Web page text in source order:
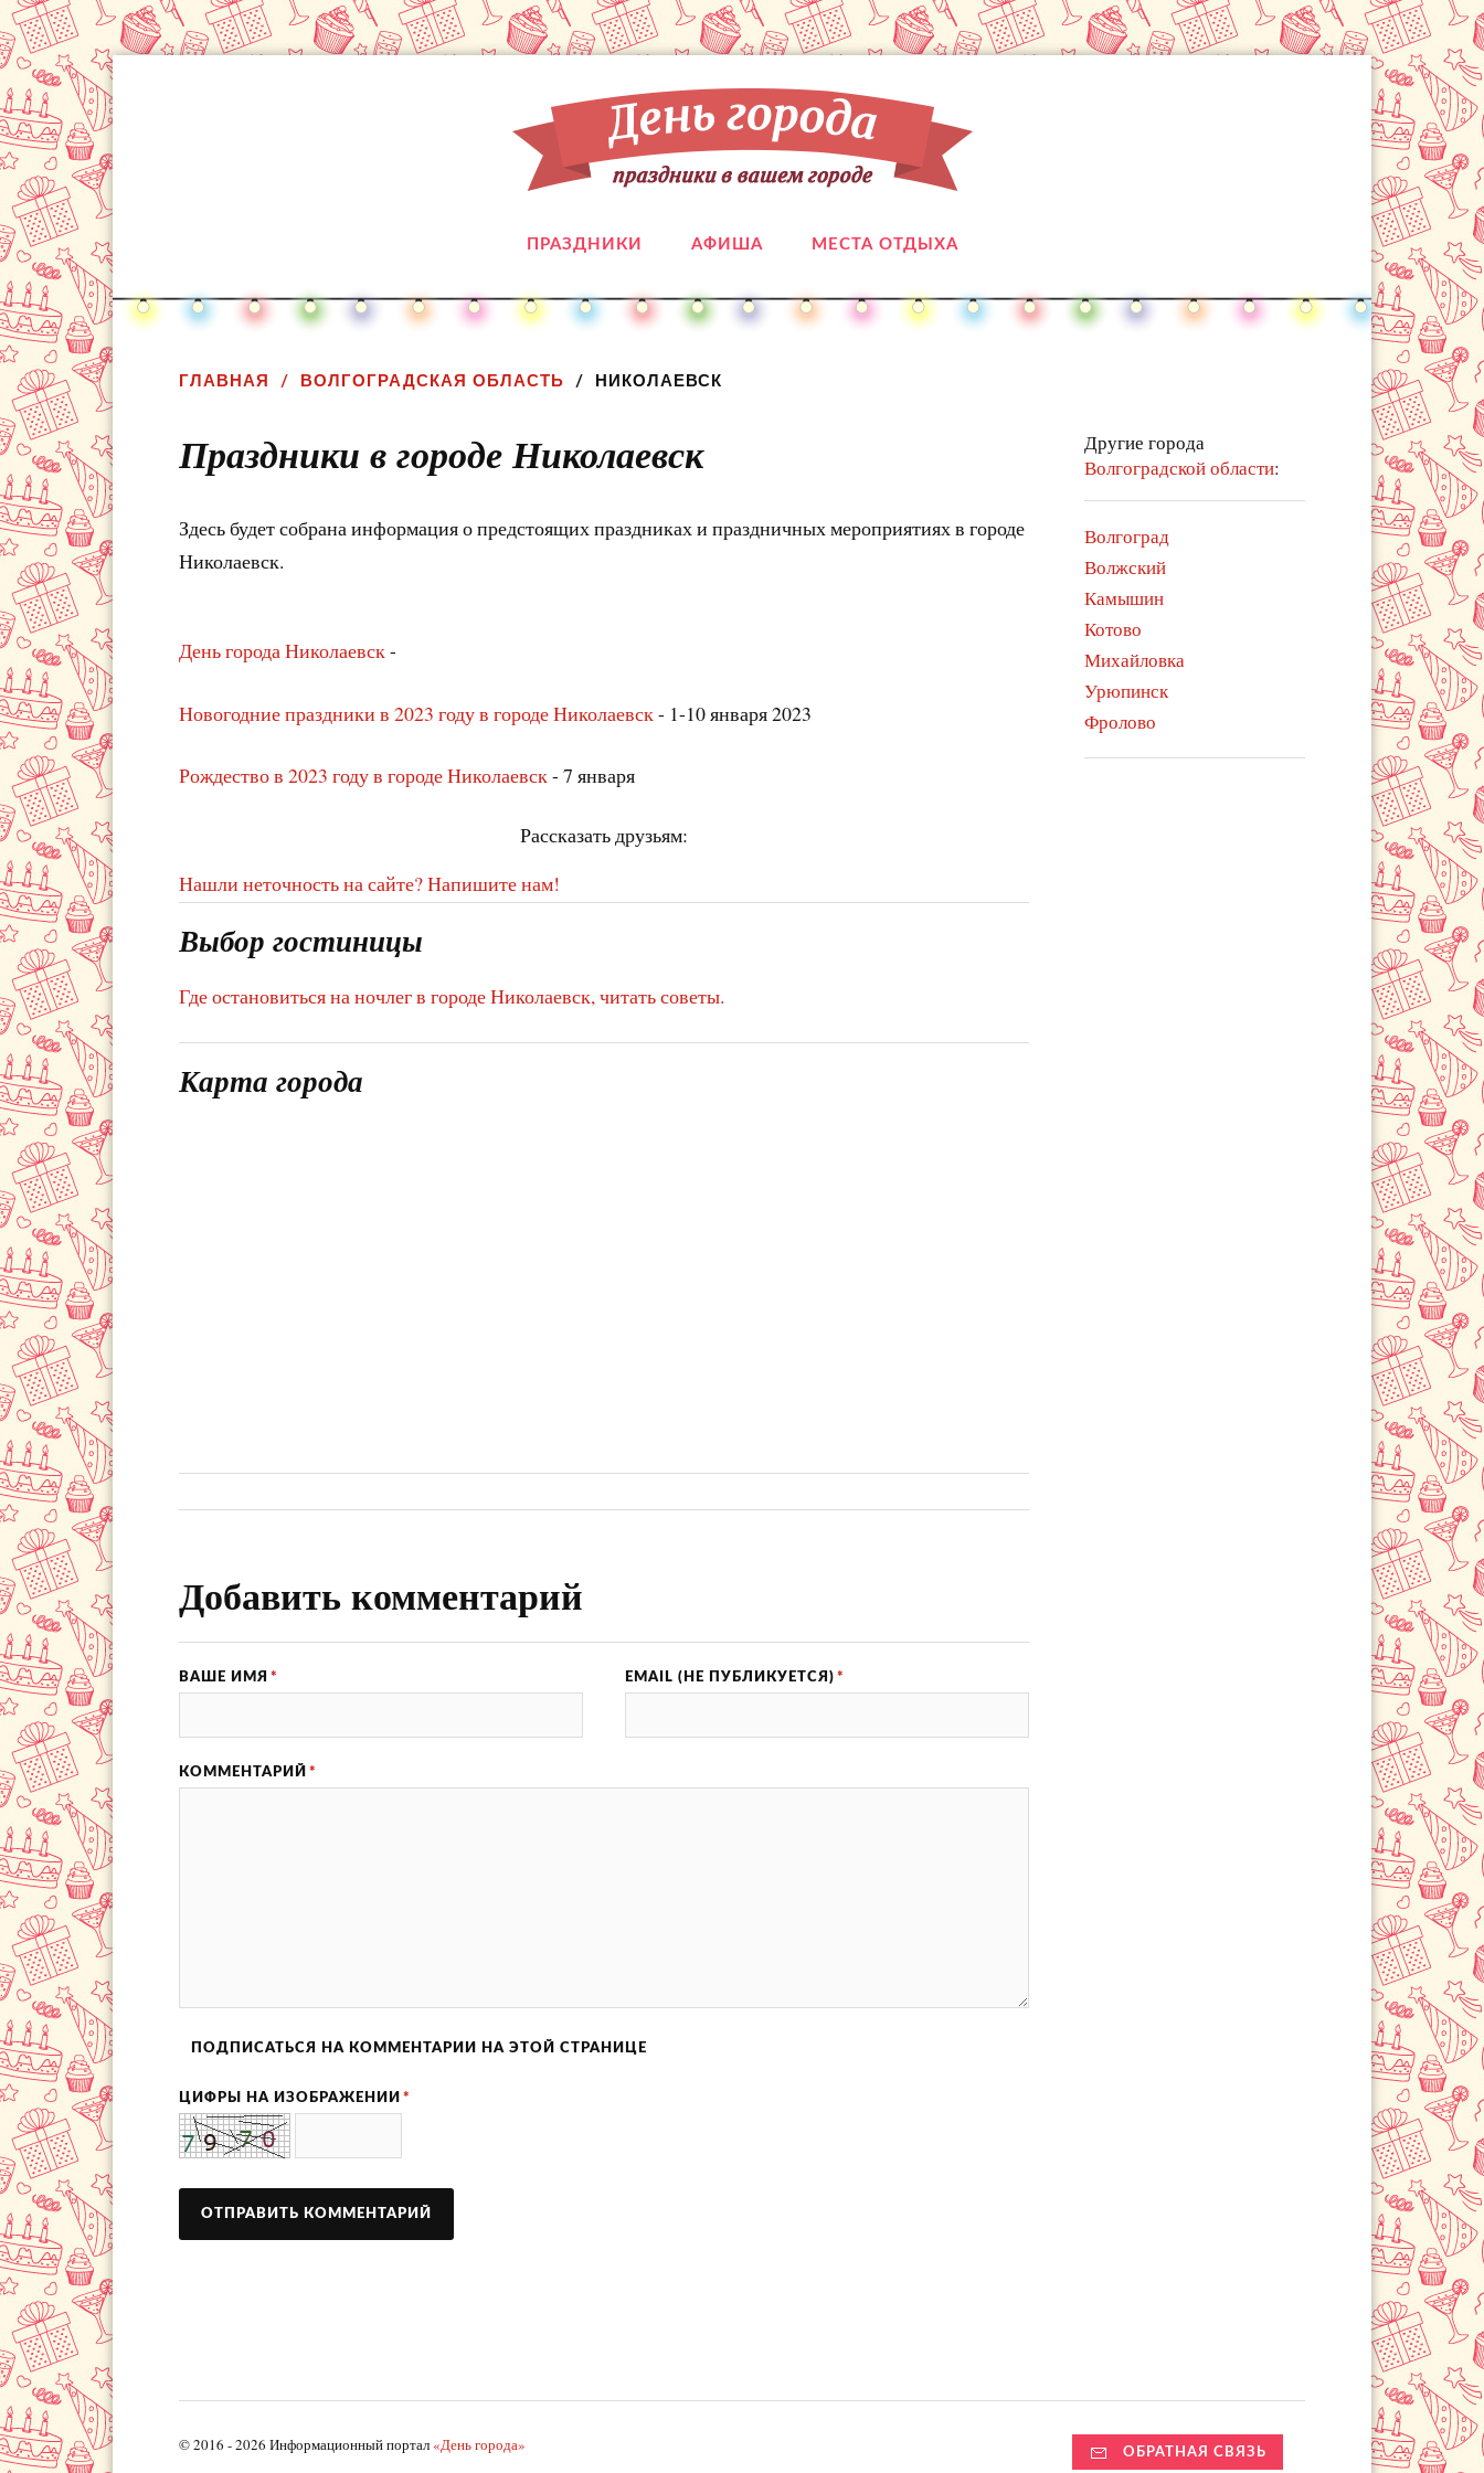
ПРАЗДНИКИ АФИША МЕСТА ОТДЫХА
ГЛАВНАЯ ВОЛГОГРАДСКАЯ ОБЛАСТЬ НИКОЛАЕВСК
Другие города
Волгоградской области:
Волгоград
Волжский
Камышин
Котово
Михайловка
Урюпинск
Фролово
Праздники в городе Николаевск
Здесь будет собрана информация о предстоящих праздниках и праздничных мероприятиях в городе
Николаевск.
День города Николаевск-
Новогодние праздники в 2023 году в городе Николаевск- 1-10 января 2023
Рождество в 2023 году в городе Николаевск- 7 января
Рассказать друзьям:
Нашли неточность на сайте? Напишите нам!
Выбор гостиницы
Где остановиться на ночлег в городе Николаевск, читать советы.
Карта города
Добавить комментарий
ВАШЕ ИМЯ * EMAIL (НЕ ПУБЛИКУЕТСЯ) *
КОММЕНТАРИЙ *
ПОДПИСАТЬСЯ НА КОММЕНТАРИИ НА ЭТОЙ СТРАНИЦЕ
ЦИФРЫ НА ИЗОБРАЖЕНИИ *
© 2016 - 2026 Информационный портал «День города» ОБРАТНАЯ СВЯЗЬ